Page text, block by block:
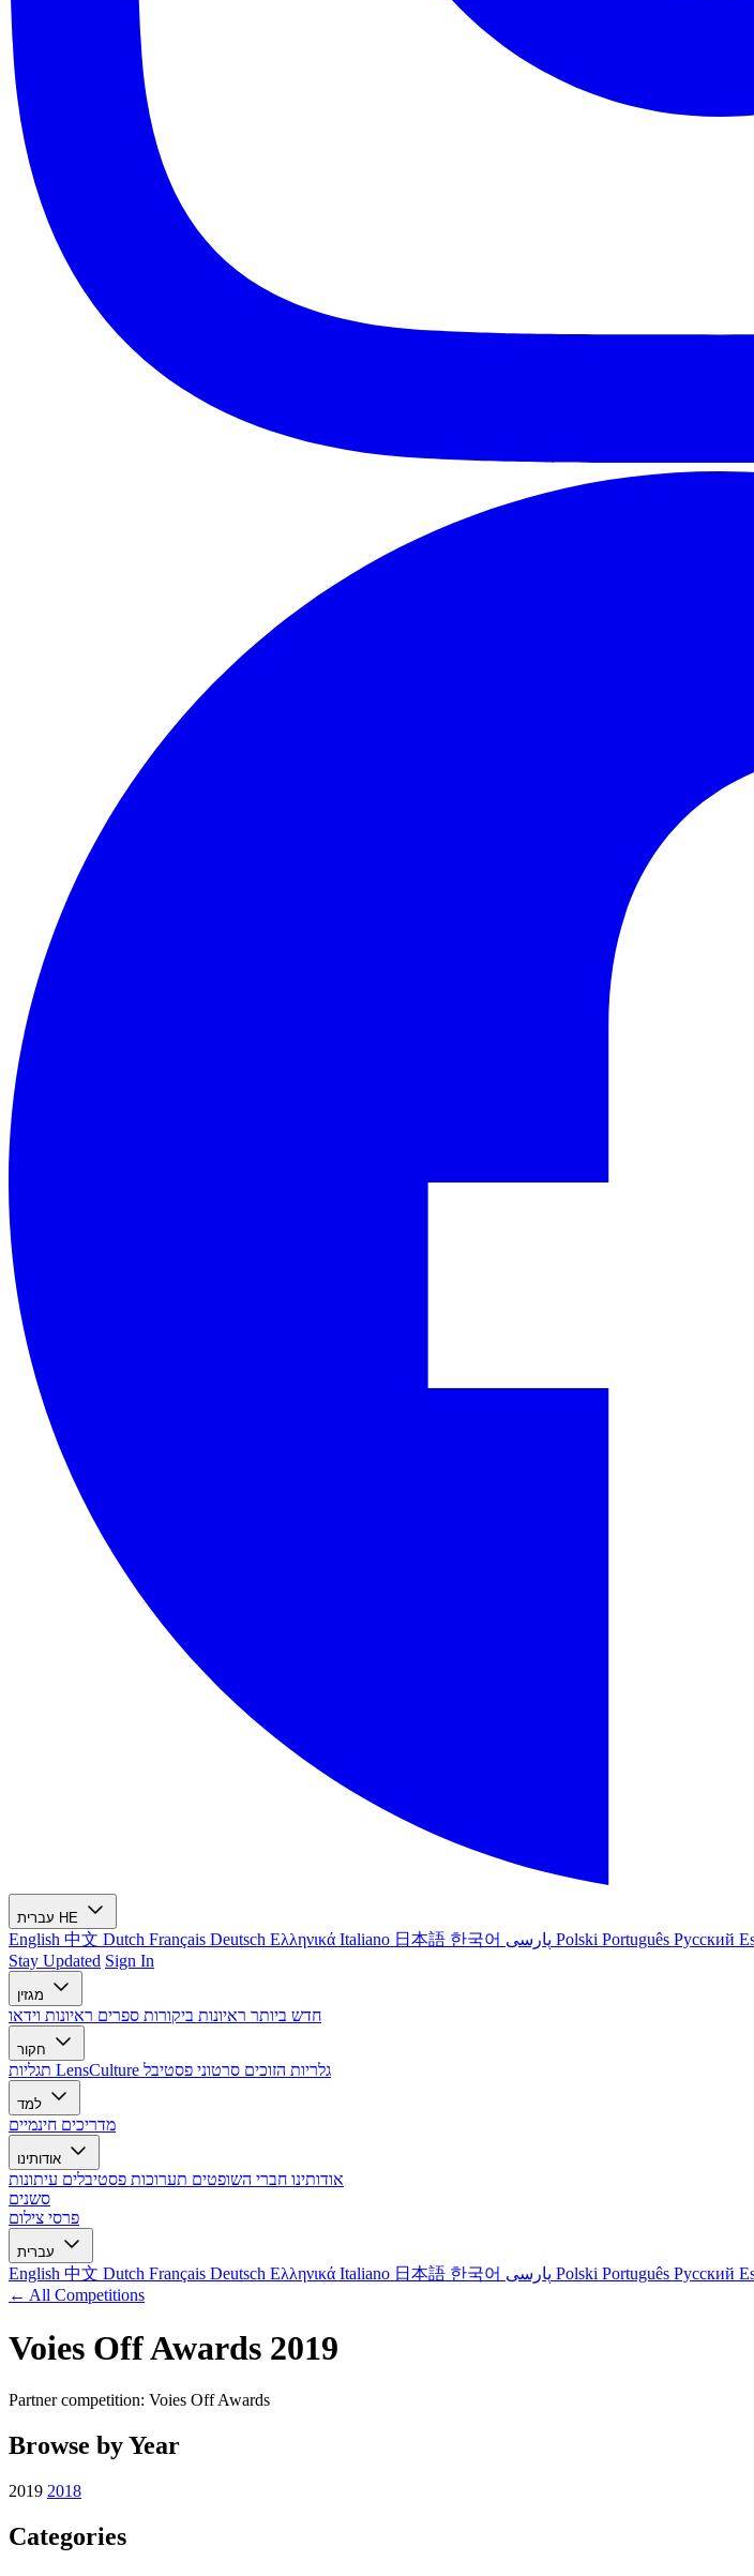
עברית HE
English 中文 Dutch Français Deutsch Ελληνικά Italiano 日本語 한국어 Polski Português Русский
Stay Updated Sign In
מגזין
חדש ביותר ראיונות ביקורות ספרים ראיונות וידאו
חקור
תגליות LensCulture גלריות הזוכים סרטוני פסטיבל
למד
מדריכים חינמיים
אודותינו
אודותינו חברי השופטים תערוכות פסטיבלים עיתונות
סשנים
פרסי צילום
English 中文 Dutch Français Deutsch Ελληνικά Italiano 日本語 한국어 Polski Português Русский
← All Competitions
Voies Off Awards 2019
Partner competition: Voies Off Awards
Browse by Year
2019 2018
Categories